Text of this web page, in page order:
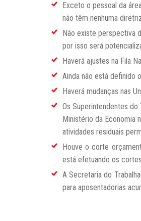
Exceto o pessoal da
não têm nenhuma
Não existe perspectiva
por isso será
Haverá ajustes na Fila
Ainda não está definido
Haverá mudanças nas
Os Superintendentes
Ministério da Economia
atividades residuais
Houve o corte
está efetuando os
A Secretaria do
para aposentadorias